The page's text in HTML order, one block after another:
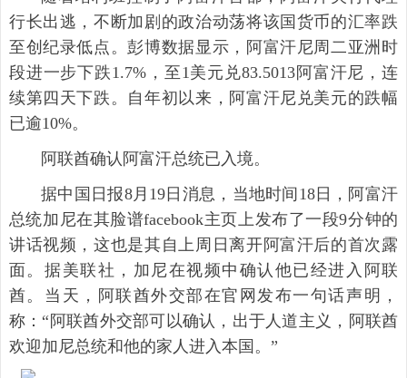
行长出逃，不断加剧的政治动荡将该国货币的汇率跌
至创纪录低点。彭博数据显示，阿富汗尼周二亚洲时
段进一步下跌1.7%，至1美元兑83.5013阿富汗尼，连
续第四天下跌。自年初以来，阿富汗尼兑美元的跌幅
已逾10%。
阿联酋确认阿富汗总统已入境。
据中国日报8月19日消息，当地时间18日，阿富汗
总统加尼在其脸谱facebook主页上发布了一段9分钟的
讲话视频，这也是其自上周日离开阿富汗后的首次露
面。据美联社，加尼在视频中确认他已经进入阿联
酋。当天，阿联酋外交部在官网发布一句话声明，
称：“阿联酋外交部可以确认，出于人道主义，阿联酋
欢迎加尼总统和他的家人进入本国。”